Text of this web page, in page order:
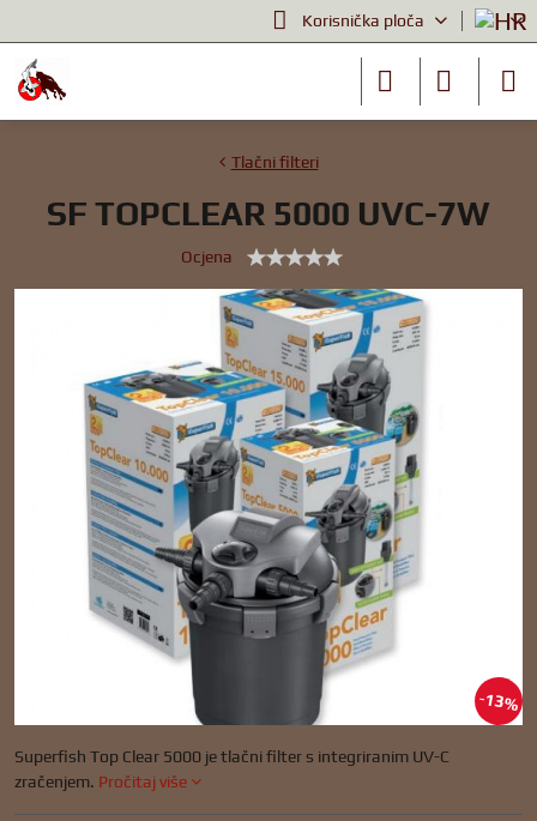
Korisnička ploča
13%
Tlačni filteri
SF TOPCLEAR 5000 UVC-7W
Ocjena
Superfish Top Clear 5000 je tlačni filter s integriranim UV-C
zračenjem. Pročitaj više